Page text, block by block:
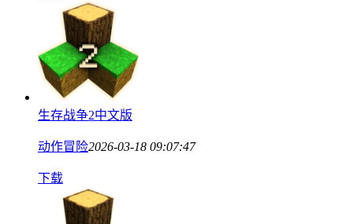
生存战争2中文版
动作冒险2026-03-18 09:07:47
下载